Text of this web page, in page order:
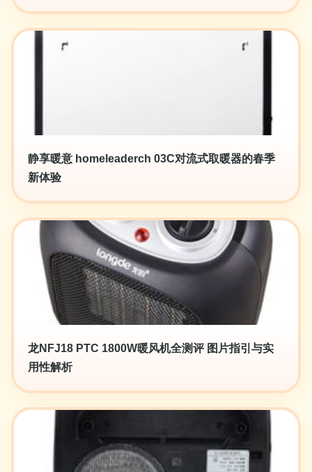
静享暖意 homeleaderch 03C对流式取暖器的春季
新体验
龙NFJ18 PTC 1800W暖风机全测评 图片指引与实
用性解析